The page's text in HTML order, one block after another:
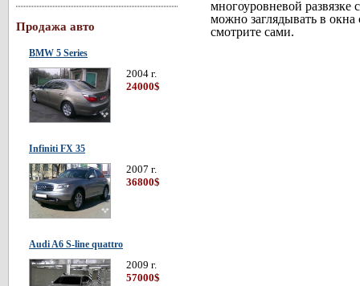
Продажа авто
BMW 5 Series
2004 г.
24000$
Infiniti FX 35
2007 г.
36800$
Audi A6 S-line quattro
2009 г.
57000$
многоуровневой развязке
можно заглядывать в
смотрите сами.